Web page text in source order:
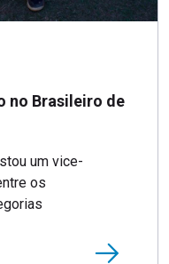
no Brasileiro de
um vice-
os